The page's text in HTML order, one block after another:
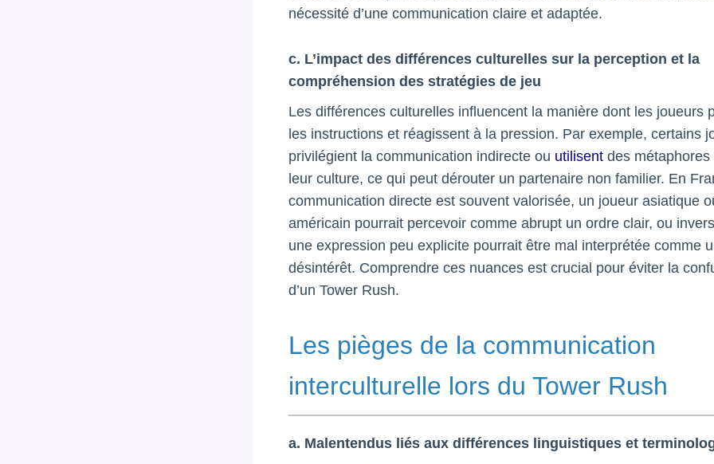
nécessité d’une communication claire et adaptée.
c. L’impact des différences culturelles sur la perception et la
compréhension des stratégies de jeu
Les différences culturelles influencent la manière dont les joueurs
les instructions et réagissent à la pression. Par exemple, certains
privilégient la communication indirecte ou utilisent des
leur culture, ce qui peut dérouter un partenaire non familier. En
communication directe est souvent valorisée, un joueur asiatique
américain pourrait percevoir comme abrupt un ordre clair, ou
une expression peu explicite pourrait être mal interprétée comme
désintérêt. Comprendre ces nuances est crucial pour éviter la
d’un Tower Rush.
Les pièges de la communication
interculturelle lors du Tower Rush
a. Malentendus liés aux différences linguistiques et